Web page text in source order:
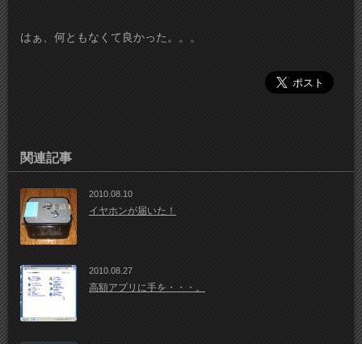
はぁ、何ともなくて良かった。。。
関連記事
2010.08.10
イヤホンが届いた！
2010.08.27
高額アプリに手を・・・。